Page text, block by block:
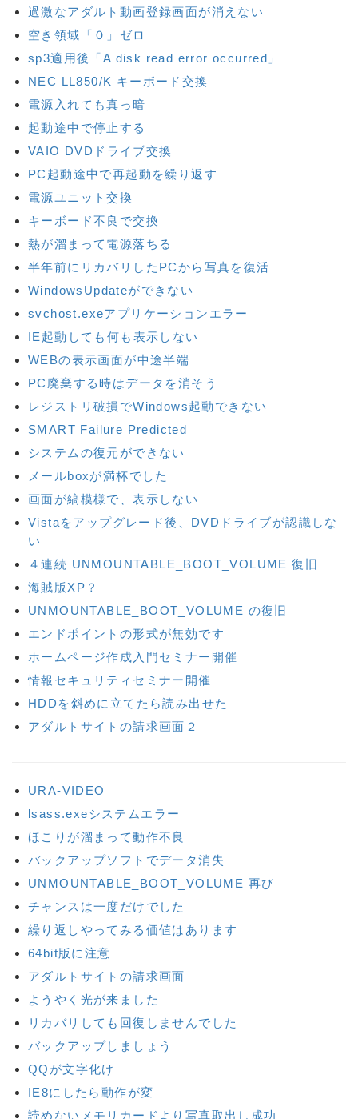
過激なアダルト動画登録画面が消えない
空き領域「０」ゼロ
sp3適用後「A disk read error occurred」
NEC LL850/K キーボード交換
電源入れても真っ暗
起動途中で停止する
VAIO DVDドライブ交換
PC起動途中で再起動を繰り返す
電源ユニット交換
キーボード不良で交換
熱が溜まって電源落ちる
半年前にリカバリしたPCから写真を復活
WindowsUpdateができない
svchost.exeアプリケーションエラー
IE起動しても何も表示しない
WEBの表示画面が中途半端
PC廃棄する時はデータを消そう
レジストリ破損でWindows起動できない
SMART Failure Predicted
システムの復元ができない
メールboxが満杯でした
画面が縞模様で、表示しない
Vistaをアップグレード後、DVDドライブが認識しな
い
４連続 UNMOUNTABLE_BOOT_VOLUME 復旧
海賊版XP？
UNMOUNTABLE_BOOT_VOLUME の復旧
エンドポイントの形式が無効です
ホームページ作成入門セミナー開催
情報セキュリティセミナー開催
HDDを斜めに立てたら読み出せた
アダルトサイトの請求画面２
URA-VIDEO
lsass.exeシステムエラー
ほこりが溜まって動作不良
バックアップソフトでデータ消失
UNMOUNTABLE_BOOT_VOLUME 再び
チャンスは一度だけでした
繰り返しやってみる価値はあります
64bit版に注意
アダルトサイトの請求画面
ようやく光が来ました
リカバリしても回復しませんでした
バックアップしましょう
QQが文字化け
IE8にしたら動作が変
読めないメモリカードより写真取出し成功